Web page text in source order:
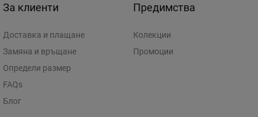
За клиенти
Доставка и плащане
Замяна и връщане
Определи размер
FAQs
Блог
Предимства
Колекции
Промоции